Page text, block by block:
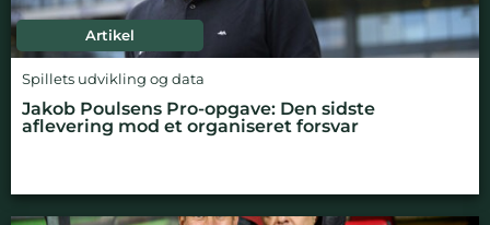
Artikel
Spillets udvikling og data
Jakob Poulsens Pro-opgave: Den sidste
aflevering mod et organiseret forsvar